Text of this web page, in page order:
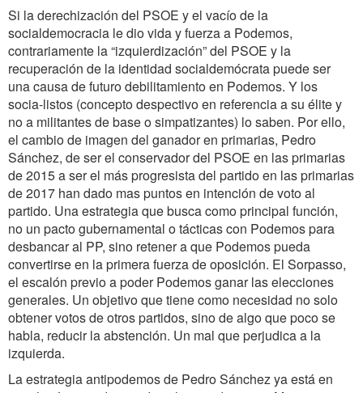
Si la derechización del PSOE y el vacío de la
socialdemocracia le dio vida y fuerza a Podemos,
contrariamente la “izquierdización” del PSOE y la
recuperación de la identidad socialdemócrata puede ser
una causa de futuro debilitamiento en Podemos. Y los
socia-listos (concepto despectivo en referencia a su élite y
no a militantes de base o simpatizantes) lo saben. Por ello,
el cambio de imagen del ganador en primarias, Pedro
Sánchez, de ser el conservador del PSOE en las primarias
de 2015 a ser el más progresista del partido en las primarias
de 2017 han dado mas puntos en intención de voto al
partido. Una estrategia que busca como principal función,
no un pacto gubernamental o tácticas con Podemos para
desbancar al PP, sino retener a que Podemos pueda
convertirse en la primera fuerza de oposición. El Sorpasso,
el escalón previo a poder Podemos ganar las elecciones
generales. Un objetivo que tiene como necesidad no solo
obtener votos de otros partidos, sino de algo que poco se
habla, reducir la abstención. Un mal que perjudica a la
izquierda.
La estrategia antipodemos de Pedro Sánchez ya está en